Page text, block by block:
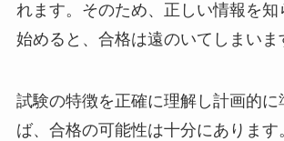
れます。そのため、正しい情報を知
始めると、合格は遠のいてしまいま
試験の特徴を正確に理解し計画的に
ば、合格の可能性は十分にあります